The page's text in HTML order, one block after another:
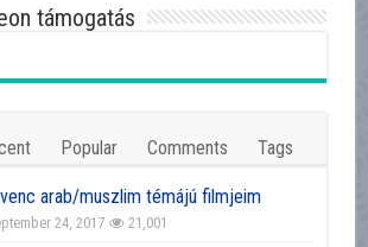
támogatás
Popular Comments Tags
arab/muszlim témájú filmjeim
24, 2017 21,001